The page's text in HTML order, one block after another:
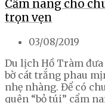
Cẩm nang cho
trọn vẹn
03/08/2019
Du lịch Hồ Tràm
bờ cát trắng phau
nhẹ nhàng. Để có
quên “bỏ túi” cẩm